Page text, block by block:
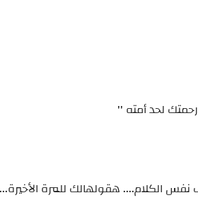
لحد أمته ''
الكلام.... هقولهالك للمرة